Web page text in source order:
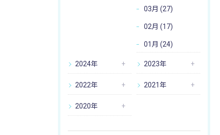
03月 (27)
02月 (17)
01月 (24)
2024年 2023年
2022年 2021年
2020年